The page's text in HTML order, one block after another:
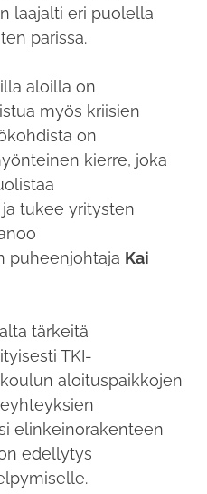
laajalti eri puolella
parissa.
aloilla on
myös kriisien
on
kierre, joka
tukee yritysten
puheenjohtaja Kai
tärkeitä
TKI-
aloituspaikkojen
elinkeinorakenteen
edellytys